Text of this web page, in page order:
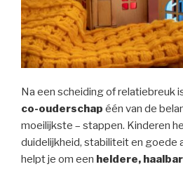
Na een scheiding of relatiebreuk
co-ouderschap één van de
moeilijkste – stappen. Kinderen
duidelijkheid, stabiliteit en goede
helpt je om een heldere,